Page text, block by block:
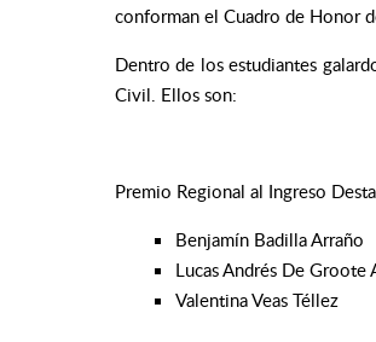
conforman el Cuadro de Honor
Dentro de los estudiantes
Civil. Ellos son:
Premio Regional al Ingreso
Benjamín Badilla Arraño
Lucas Andrés De Groote
Valentina Veas Téllez